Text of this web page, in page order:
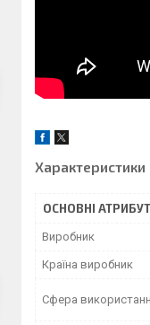
Характеристики
ОСНОВНІ
Виробник
Країна виробник
Сфера